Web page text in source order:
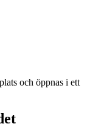
och öppnas i ett